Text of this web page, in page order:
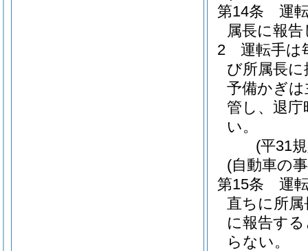
第14条
運
属長に報
2
運転手は
び所属長
予備かぎ
管し、退
い。
(平31
(自動車の
第15条
運
直ちに所
に報告す
らない。